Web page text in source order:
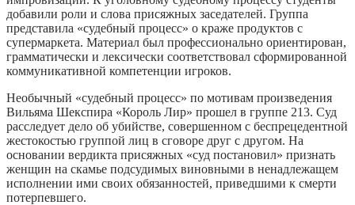
добавили роли и слова присяжных заседателей. Группа
представила «судебный процесс» о краже продуктов с
супермаркета. Материал был профессионально ориентирован,
грамматически и лексически соответствовал сформированной
коммуникативной компетенции игроков.
Необычный «судебный процесс» по мотивам произведения
Вильяма Шекспира «Король Лир» прошел в группе 213. Суд
расследует дело об убийстве, совершенном с беспрецедентной
жестокостью группой лиц в сговоре друг с другом. На
основании вердикта присяжных «суд постановил» признать
женщин на скамье подсудимых виновными в ненадлежащем
исполнении ими своих обязанностей, приведшими к смерти
потерпевшего.